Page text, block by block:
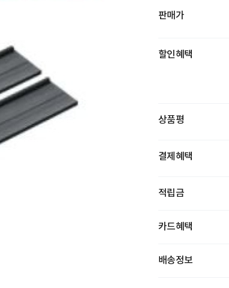
판매가
할인혜택
상품평
결제혜택
적립금
카드혜택
배송정보